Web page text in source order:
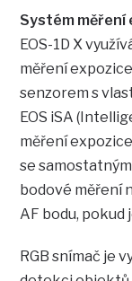
Systém měření
EOS-1D X
měření
senzorem s
EOS iSA
měření
se
bodové měření
AF bodu, pokud
RGB snímač je